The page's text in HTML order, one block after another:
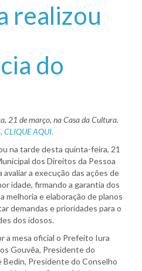
realizou
do
21 de março, na Casa da Cultura.
CLIQUE AQUI.
na tarde desta quinta-feira, 21
dos Direitos da Pessoa
a execução das ações de
idade, firmando a garantia dos
melhoria e elaboração de planos
demandas e prioridades para o
dos idosos.
a mesa oficial o Prefeito Iura
Gouvêa, Presidente do
Bedin, Presidente do Conselho